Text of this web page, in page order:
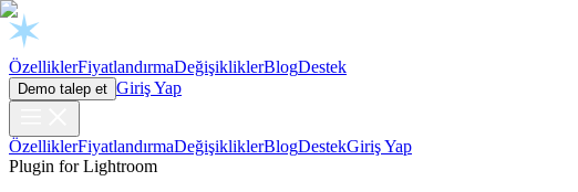
Open chat
ÖzelliklerFiyatlandırmaDeğişikliklerBlogDestek
Demo talep et Giriş Yap
ÖzelliklerFiyatlandırmaDeğişikliklerBlogDestekGiriş Yap
Plugin for Lightroom